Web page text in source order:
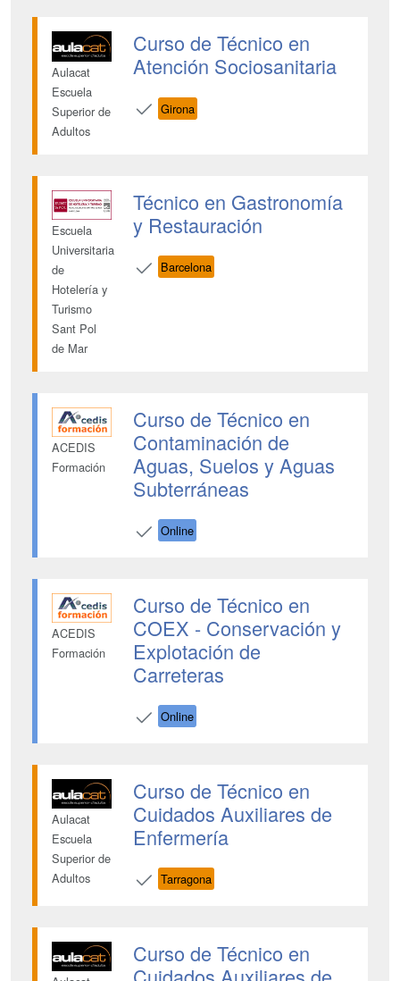
Aulacat
Escuela
Superior de
Adultos
Curso de Técnico en
Atención Sociosanitaria
Girona
Escuela
Universitaria
de
Hotelería y
Turismo
Sant Pol
de Mar
Técnico en Gastronomía
y Restauración
Barcelona
ACEDIS
Formación
Curso de Técnico en
Contaminación de
Aguas, Suelos y Aguas
Subterráneas
Online
ACEDIS
Formación
Curso de Técnico en
COEX - Conservación y
Explotación de
Carreteras
Online
Aulacat
Escuela
Superior de
Adultos
Curso de Técnico en
Cuidados Auxiliares de
Enfermería
Tarragona
Curso de Técnico en